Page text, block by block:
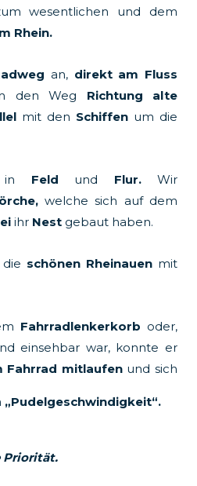
wesentlichen und dem
Rhein.
an, direkt am Fluss
den Weg Richtung alte
mit den Schiffen um die
Feld und Flur.Wir
welche sich auf dem
ihr Nest gebaut haben.
schönen Rheinauenmit
Fahrradlenkerkorb oder,
einsehbar war, konnte er
Fahrrad mitlaufenund sich
„Pudelgeschwindigkeit“.
Priorität.